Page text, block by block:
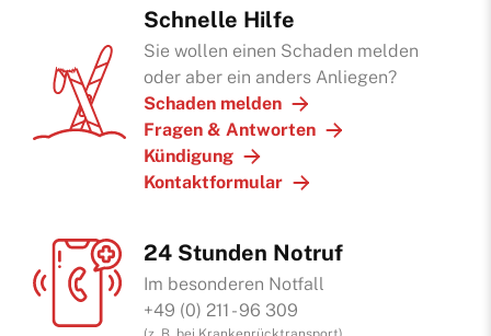
Schnelle Hilfe
Sie wollen einen Schaden melden
oder aber ein anders Anliegen?
Schaden melden
Fragen & Antworten
Kündigung
Kontaktformular
24 Stunden Notruf
Im besonderen Notfall
+49 (0) 211 - 96 309